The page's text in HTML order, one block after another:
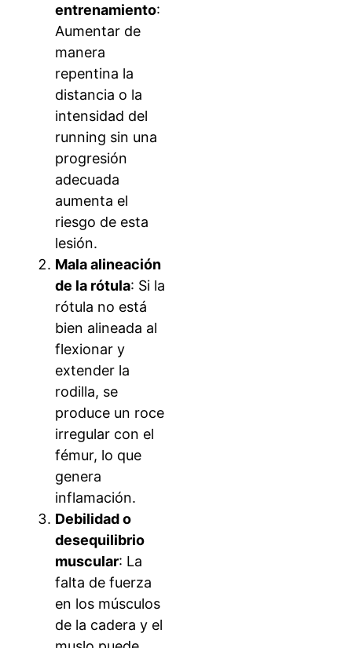
entrenamiento:
Aumentar de
manera
repentina la
distancia o la
intensidad del
running sin una
progresión
adecuada
aumenta el
riesgo de esta
lesión.
Mala alineación
de la rótula: Si la
rótula no está
bien alineada al
flexionar y
extender la
rodilla, se
produce un roce
irregular con el
fémur, lo que
genera
inflamación.
Debilidad o
desequilibrio
muscular: La
falta de fuerza
en los músculos
de la cadera y el